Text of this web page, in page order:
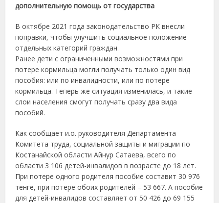
дополнительную помощь от государства
В октябре 2021 года законодательство РК внесли
поправки, чтобы улучшить социальное положение
отдельных категорий граждан.
Ранее дети с ограниченными возможностями при
потере кормильца могли получать только один вид
пособия: или по инвалидности, или по потере
кормильца. Теперь же ситуация изменилась, и такие
слои населения смогут получать сразу два вида
пособий.
Как сообщает и.о. руководителя Департамента
Комитета труда, социальной защиты и миграции по
Костанайской области Айнур Сатаева, всего по
области 3 106 детей-инвалидов в возрасте до 18 лет.
При потере одного родителя пособие составит 30 976
тенге, при потере обоих родителей – 53 667. А пособие
для детей-инвалидов составляет от 50 426 до 69 155